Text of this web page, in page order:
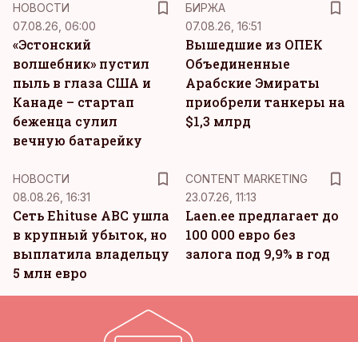
НОВОСТИ
07.08.26, 06:00
«Эстонский
волшебник» пустил
пыль в глаза США и
Канаде – стартап
беженца сулил
вечную батарейку
БИРЖА
07.08.26, 16:51
Вышедшие из ОПЕК
Объединенные
Арабские Эмираты
приобрели танкеры на
$1,3 млрд
НОВОСТИ
08.08.26, 16:31
Сеть Ehituse ABC ушла
в крупный убыток, но
выплатила владельцу
5 млн евро
CONTENT MARKETING
23.07.26, 11:13
Laen.ee предлагает до
100 000 евро без
залога под 9,9% в год